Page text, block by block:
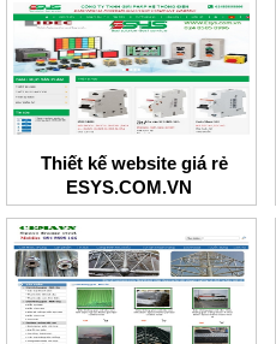
Thiết kế website giá rẻ
ESYS.COM.VN